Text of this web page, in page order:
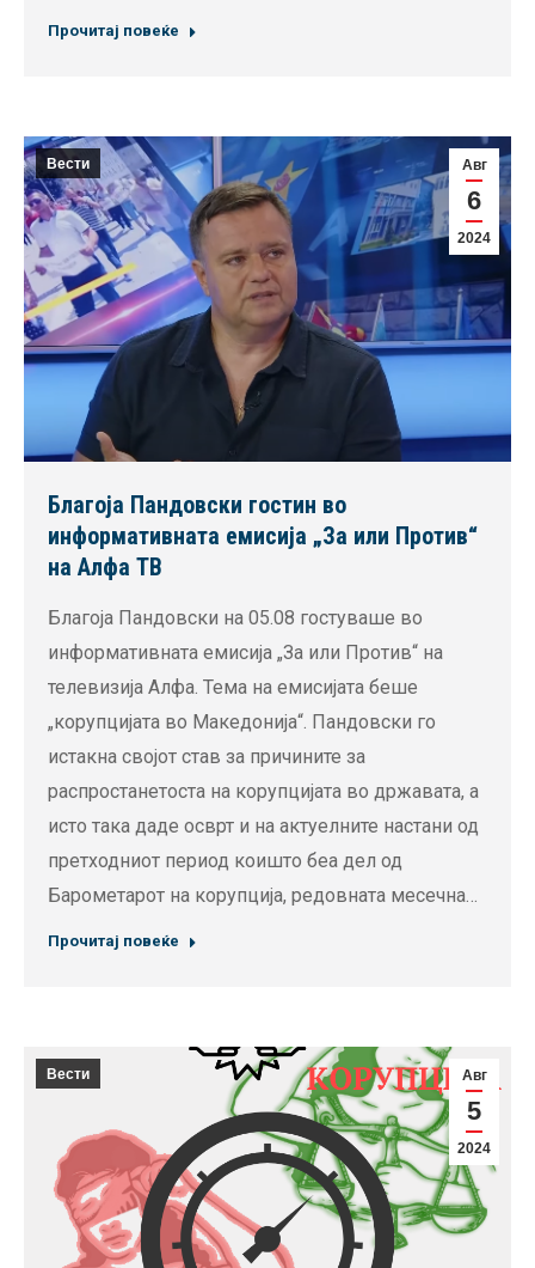
Прочитај повеќе
Авг
6
2024
Вести
Благоја Пандовски гостин во
информативната емисија „За или Против“
на Алфа ТВ
Благоја Пандовски на 05.08 гостуваше во
информативната емисија „За или Против“ на
телевизија Алфа. Тема на емисијата беше
„корупцијата во Македонија“. Пандовски го
истакна својот став за причините за
распростанетоста на корупцијата во државата, а
исто така даде осврт и на актуелните настани од
претходниот период коишто беа дел од
Барометарот на корупција, редовната месечна…
Прочитај повеќе
Авг
5
2024
Вести